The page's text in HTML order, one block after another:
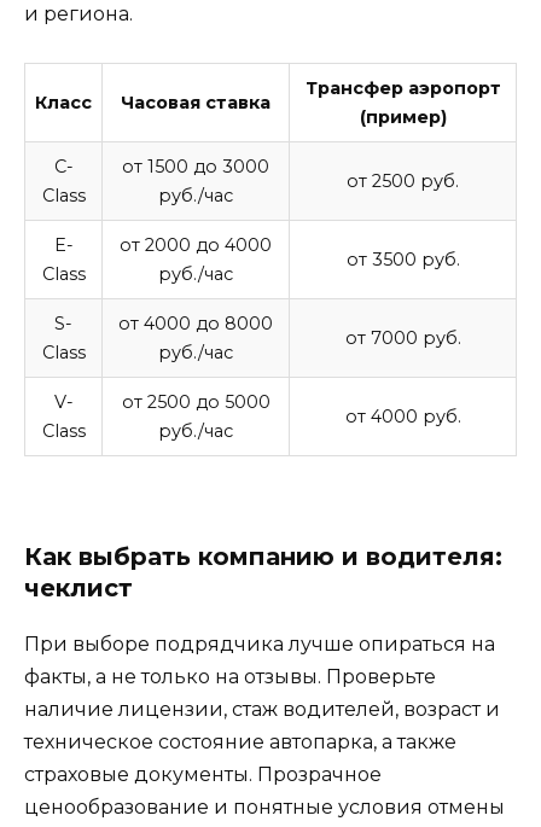
и региона.
Класс Часовая ставка
Трансфер аэропорт
(пример)
C-
Class
от 1500 до 3000
руб./час
от 2500 руб.
E-
Class
от 2000 до 4000
руб./час
от 3500 руб.
S-
Class
от 4000 до 8000
руб./час
от 7000 руб.
V-
Class
от 2500 до 5000
руб./час
от 4000 руб.
Как выбрать компанию и водителя:
чеклист
При выборе подрядчика лучше опираться на
факты, а не только на отзывы. Проверьте
наличие лицензии, стаж водителей, возраст и
техническое состояние автопарка, а также
страховые документы. Прозрачное
ценообразование и понятные условия отмены